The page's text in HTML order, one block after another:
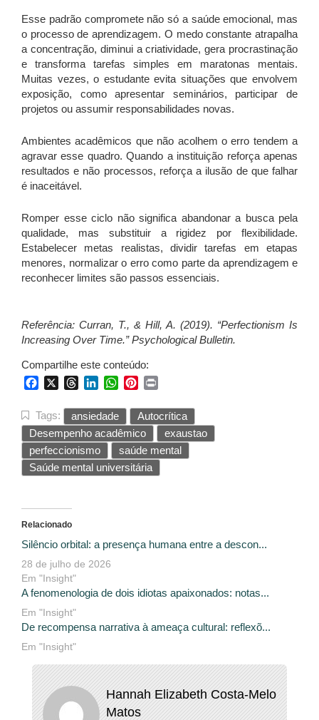
Esse padrão compromete não só a saúde emocional, mas
o processo de aprendizagem. O medo constante atrapalha
a concentração, diminui a criatividade, gera procrastinação
e transforma tarefas simples em maratonas mentais.
Muitas vezes, o estudante evita situações que envolvem
exposição, como apresentar seminários, participar de
projetos ou assumir responsabilidades novas.
Ambientes acadêmicos que não acolhem o erro tendem a
agravar esse quadro. Quando a instituição reforça apenas
resultados e não processos, reforça a ilusão de que falhar
é inaceitável.
Romper esse ciclo não significa abandonar a busca pela
qualidade, mas substituir a rigidez por flexibilidade.
Estabelecer metas realistas, dividir tarefas em etapas
menores, normalizar o erro como parte da aprendizagem e
reconhecer limites são passos essenciais.
Referência: Curran, T., & Hill, A. (2019). “Perfectionism Is
Increasing Over Time.” Psychological Bulletin.
Compartilhe este conteúdo:
FacebookThreadsLinkedInWhatsApp
Pinterest
Tags: ansiedade
Autocrítica
Desempenho acadêmico
exaustao
perfeccionismo
saúde mental
Saúde mental universitária
Relacionado
Silêncio orbital: a presença humana entre a descon...
28 de julho de 2026
Em "Insight"
A fenomenologia de dois idiotas apaixonados: notas...
Em "Insight"
De recompensa narrativa à ameaça cultural: reflexõ...
Em "Insight"
Hannah Elizabeth Costa-Melo
Matos